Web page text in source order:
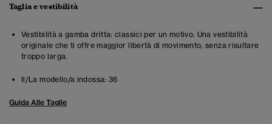
Taglia e vestibilità
Vestibilità a gamba dritta: classici per un motivo. Una vestibilità
originale che ti offre maggior libertà di movimento, senza risultare
troppo larga.
Il/La modello/a indossa: 36
Guida Alle Taglie